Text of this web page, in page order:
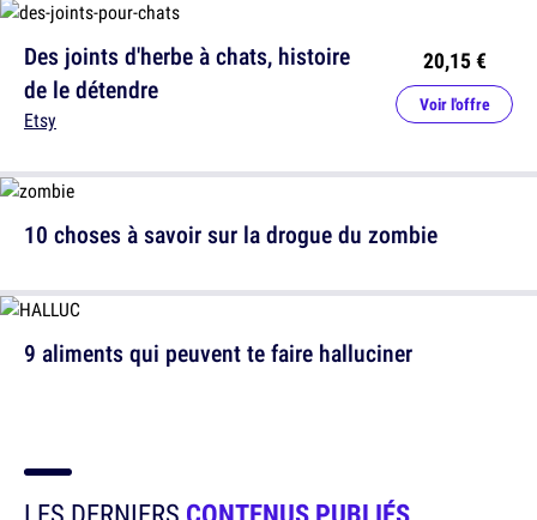
Des joints d'herbe à chats, histoire
de le détendre
Etsy
20,15 €
Voir l'offre
9 aliments qui peuvent te faire halluciner
10 choses à savoir sur la drogue du zombie